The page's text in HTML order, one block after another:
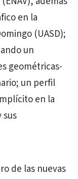
en la
(UASD);
un
geométricas-
un perfil
en la
de las nuevas